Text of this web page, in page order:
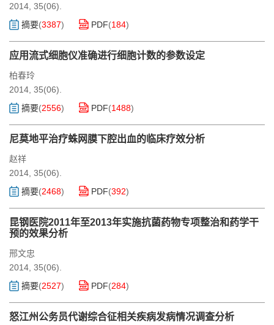
2014, 35(06).
摘要(3387) PDF(184)
应用流式细胞仪准确进行细胞计数的参数设定
柏春玲
2014, 35(06).
摘要(2556) PDF(1488)
尼莫地平治疗蛛网膜下腔出血的临床疗效分析
赵祥
2014, 35(06).
摘要(2468) PDF(392)
昆钢医院2011年至2013年实施抗菌药物专项整治和药学干
预的效果分析
邢文忠
2014, 35(06).
摘要(2527) PDF(284)
怒江州公务员代谢综合征相关疾病发病情况调查分析